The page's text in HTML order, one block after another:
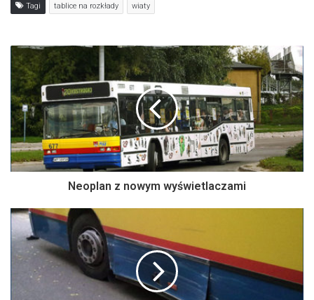
Tagi tablice na rozkłady wiaty
Neoplan z nowym wyświetlaczami